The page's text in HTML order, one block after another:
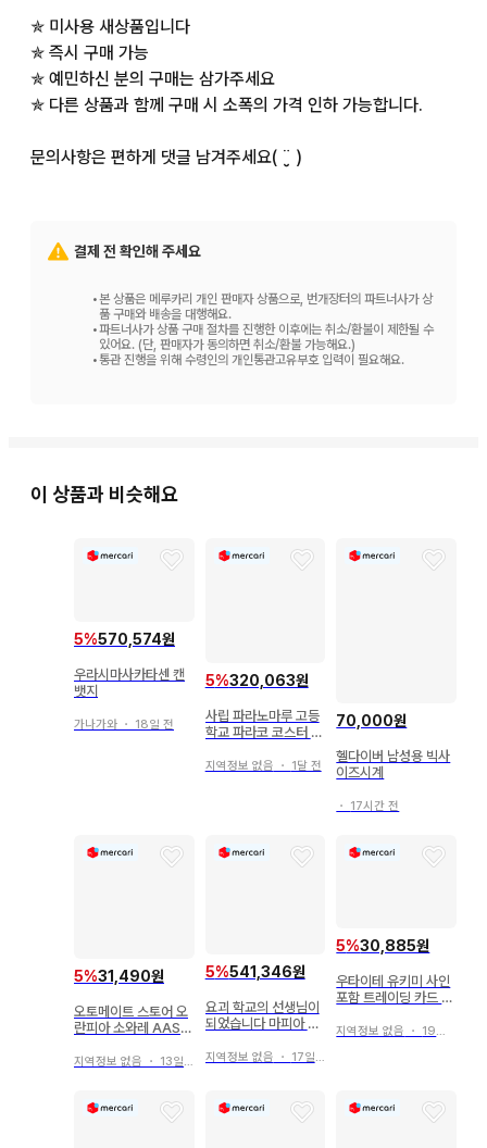
✯ 미사용 새상품입니다
✯ 즉시 구매 가능
✯ 예민하신 분의 구매는 삼가주세요
✯ 다른 상품과 함께 구매 시 소폭의 가격 인하 가능합니다.
문의사항은 편하게 댓글 남겨주세요( ¨̮ )
결제 전 확인해 주세요
•본 상품은 메루카리 개인 판매자 상품으로, 번개장터의 파트너사가 상
품 구매와 배송을 대행해요.
•파트너사가 상품 구매 절차를 진행한 이후에는 취소/환불이 제한될 수
있어요. (단, 판매자가 동의하면 취소/환불 가능해요.)
•통관 진행을 위해 수령인의 개인통관고유부호 입력이 필요해요.
이 상품과 비슷해요
5%570,574원
우라시마사카타센 캔
뱃지
가나가와 ・ 18일 전
5%320,063원
사립 파라노마루 고등
학교 파라코 코스터 카
사
지역정보 없음 ・ 1달 전
70,000원
헬다이버 남성용 빅사
이즈시계
・ 17시간 전
5%31,490원
오토메이트 스토어 오
란피아 소와레 AAS
지역정보 없음 ・ 13일 전
5%541,346원
요괴 학교의 선생님이
되었습니다 마피아 캔
지역정보 없음 ・ 17일 전
5%30,885원
우타이테 유키미 사인
포함 트레이딩 카드 실
지역정보 없음 ・ 19일 전